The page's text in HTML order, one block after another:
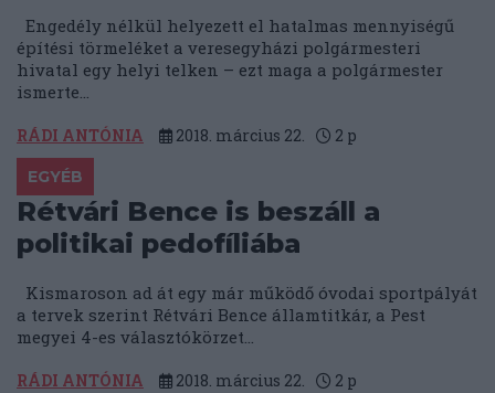
Engedély nélkül helyezett el hatalmas mennyiségű
építési törmeléket a veresegyházi polgármesteri
hivatal egy helyi telken – ezt maga a polgármester
ismerte...
RÁDI ANTÓNIA 2018. március 22. 2 p
EGYÉB
Rétvári Bence is beszáll a
politikai pedofíliába
Kismaroson ad át egy már működő óvodai sportpályát
a tervek szerint Rétvári Bence államtitkár, a Pest
megyei 4-es választókörzet...
RÁDI ANTÓNIA 2018. március 22. 2 p